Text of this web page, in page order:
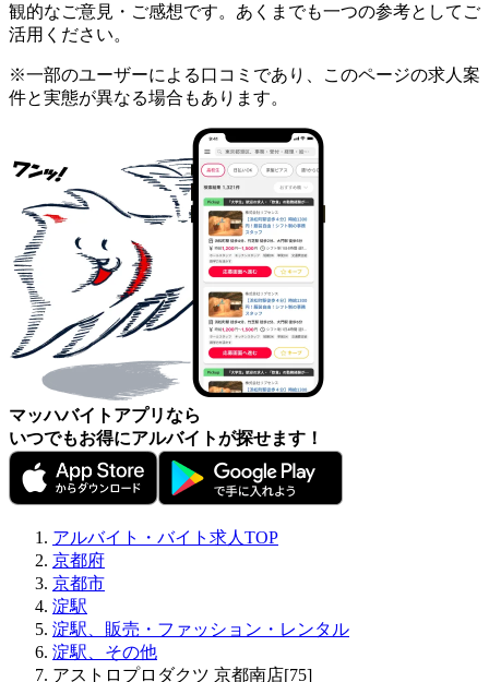
観的なご意見・ご感想です。あくまでも一つの参考としてご
活用ください。
※一部のユーザーによる口コミであり、このページの求人案
件と実態が異なる場合もあります。
マッハバイトアプリなら
いつでもお得にアルバイトが探せます！
アルバイト・バイト求人TOP
京都府
京都市
淀駅
淀駅、販売・ファッション・レンタル
淀駅、その他
アストロプロダクツ 京都南店[75]